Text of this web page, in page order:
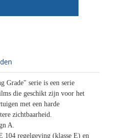
Grade" serie is een serie
die geschikt zijn voor het
met een harde
zichtbaarheid.
A.
104 regelgeving (klasse E) en